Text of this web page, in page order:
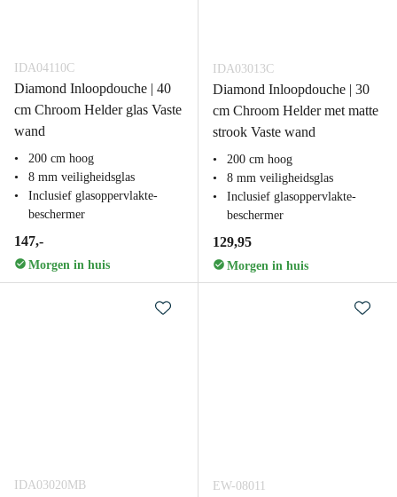
IDA04110C
Diamond Inloopdouche | 40
cm Chroom Helder glas Vaste
wand
200 cm hoog
8 mm veiligheidsglas
Inclusief glasoppervlakte-
beschermer
147,-
Morgen in huis
IDA03013C
Diamond Inloopdouche | 30
cm Chroom Helder met matte
strook Vaste wand
200 cm hoog
8 mm veiligheidsglas
Inclusief glasoppervlakte-
beschermer
129,95
Morgen in huis
IDA03020MB EW-08011